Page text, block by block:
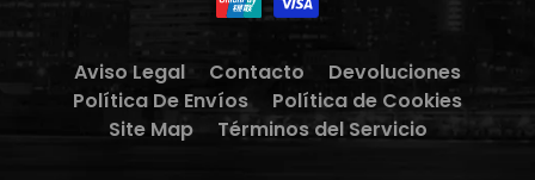
Aviso Legal Contacto
Devoluciones
Política De Envíos
Política de Cookies
Site Map
Términos del Servicio